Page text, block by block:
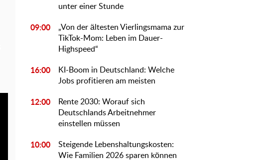
unter einer Stunde
09:00
„Von der ältesten Vierlingsmama zur
TikTok-Mom: Leben im Dauer-
Highspeed“
16:00
KI-Boom in Deutschland: Welche
Jobs profitieren am meisten
12:00
Rente 2030: Worauf sich
Deutschlands Arbeitnehmer
einstellen müssen
10:00
Steigende Lebenshaltungskosten:
Wie Familien 2026 sparen können